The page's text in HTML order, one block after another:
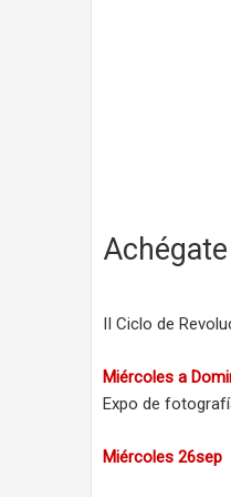
II Ciclo de
Miércoles a
Expo de
Miércoles 26sep